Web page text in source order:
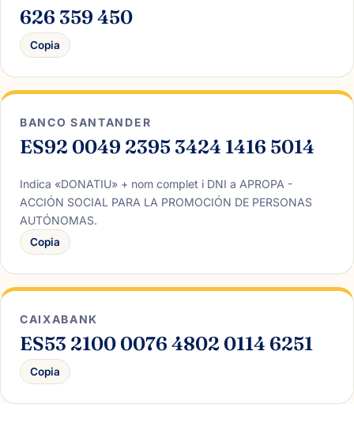
626 359 450
Copia
BANCO SANTANDER
ES92 0049 2395 3424 1416 5014
Indica «DONATIU» + nom complet i DNI a APROPA -
ACCIÓN SOCIAL PARA LA PROMOCIÓN DE PERSONAS
AUTÓNOMAS.
Copia
CAIXABANK
ES53 2100 0076 4802 0114 6251
Copia